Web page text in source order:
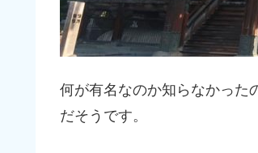
何が有名なのか知らなかった
だそうです。